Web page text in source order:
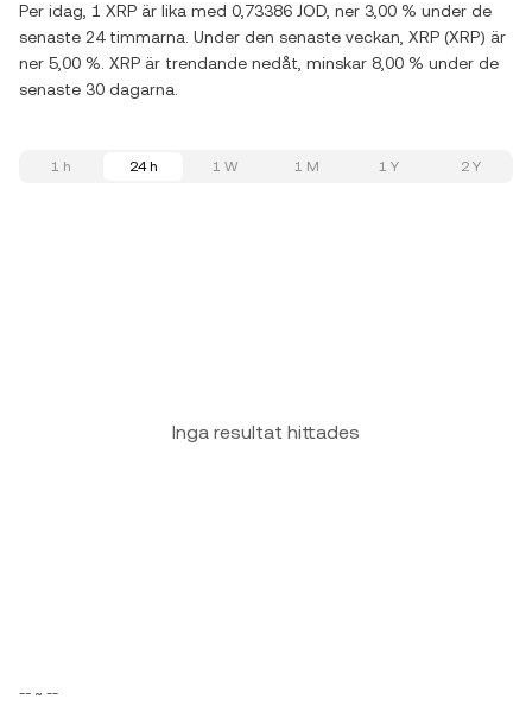
Per idag, 1 XRP är lika med 0,73386 JOD, ner 3,00 % under de
senaste 24 timmarna. Under den senaste veckan, XRP (XRP) är
ner 5,00 %. XRP är trendande nedåt, minskar 8,00 % under de
senaste 30 dagarna.
1 h 24 h 1 W 1 M 1 Y 2 Y
Inga resultat hittades
-- ~ --